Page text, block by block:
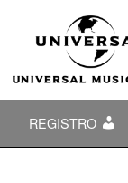
REGISTRO